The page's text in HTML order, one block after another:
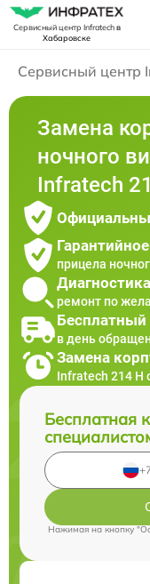
Сервисный центр Infratechв
Хабаровске
Сервисный центр
Замена
ночного
Infratech
прицела
ремонт по
в день
Замена
Infratech 214 Н
Бесплатная
Нажимая на кнопку